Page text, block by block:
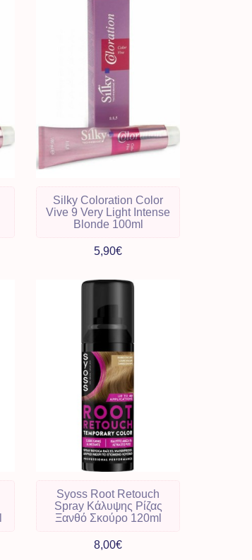
Silky Coloration Color
Vive 9 Very Light Intense
Blonde 100ml
5,90€
Syoss Root Retouch
Spray Κάλυψης Ρίζας
Ξανθό Σκούρο 120ml
8,00€